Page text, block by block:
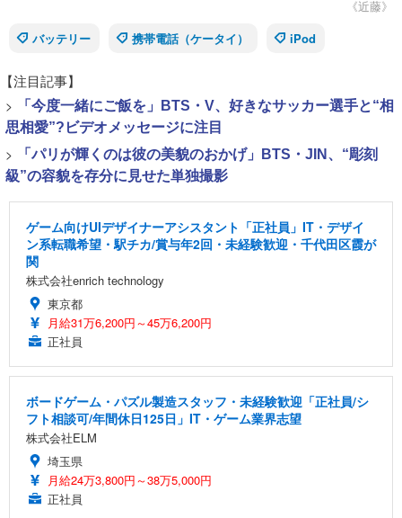
《近藤》
バッテリー
携帯電話（ケータイ） iPod
【注目記事】
>
「今度一緒にご飯を」BTS・V、好きなサッカー選手と“相
思相愛”?ビデオメッセージに注目
>
「パリが輝くのは彼の美貌のおかげ」BTS・JIN、“彫刻
級”の容貌を存分に見せた単独撮影
ゲーム向けUIデザイナーアシスタント「正社員」IT・デザイ
ン系転職希望・駅チカ/賞与年2回・未経験歓迎・千代田区霞が
関
株式会社enrich technology
東京都
月給31万6,200円～45万6,200円
正社員
ボードゲーム・パズル製造スタッフ・未経験歓迎「正社員/シ
フト相談可/年間休日125日」IT・ゲーム業界志望
株式会社ELM
埼玉県
月給24万3,800円～38万5,000円
正社員